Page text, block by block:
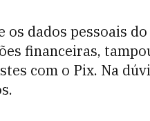
dados pessoais
financeiras,
com o Pix. Na